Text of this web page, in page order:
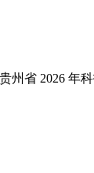
省 2026 年